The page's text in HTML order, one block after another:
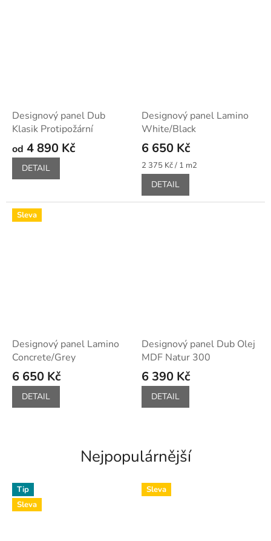
Designový panel Dub
Klasik Protipožární
od 4 890 Kč
DETAIL
Designový panel Lamino
White/Black
6 650 Kč
Měrná
cena:
2 375 Kč / 1 m2
DETAIL
Sleva
Designový panel Lamino
Concrete/Grey
6 650 Kč
DETAIL
Designový panel Dub Olej
MDF Natur 300
6 390 Kč
DETAIL
Nejpopulárnější
Tip
Sleva
Sleva